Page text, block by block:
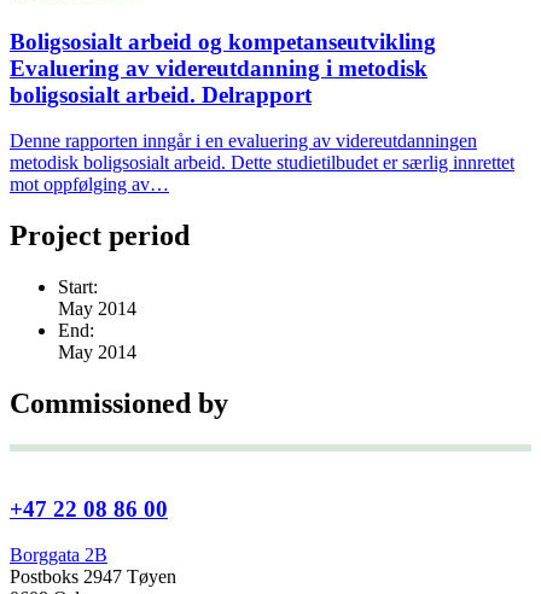
Boligsosialt arbeid og kompetanseutvikling
Evaluering av videreutdanning i metodisk
boligsosialt arbeid. Delrapport
Denne rapporten inngår i en evaluering av videreutdanningen
metodisk boligsosialt arbeid. Dette studietilbudet er særlig innrettet
mot oppfølging av…
Project period
Start:
May 2014
End:
May 2014
Commissioned by
+47 22 08 86 00
Borggata 2B
Postboks 2947 Tøyen